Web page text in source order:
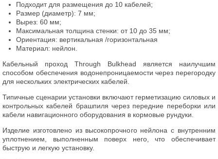
Подходит для размещения до 10 кабелей;
Размер (диаметр): 7 мм;
Вырез: 60 мм;
Максимальная толщина стенки: от 10 до 35 мм;
Ориентация: вертикальная /горизонтальная
Материал: нейлон.
Кабельный проход Through Bulkhead является наилучшим
способом обеспечения водонепроницаемости через перегородку
для нескольких электрических кабелей.
Типичные сценарии установки включают герметизацию силовых и
контрольных кабелей брашпиля через передние переборки или
кабели навигационного оборудования в кормовые рундуки.
Изделие изготовлено из высокопрочного нейлона с внутренним
уплотнением, выполненным поверх него, что обеспечивает
быструю и легкую установку.